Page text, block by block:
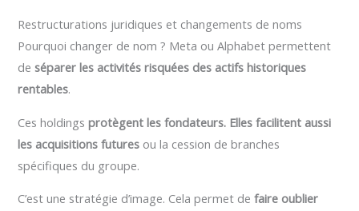
Restructurations juridiques et changements de noms
Pourquoi changer de nom ? Meta ou Alphabet permettent
deséparer les activités risquées des actifs historiques
rentables.
Ces holdingsprotègent les fondateurs. Elles facilitent aussi
les acquisitions futures ou la cession de branches
spécifiques du groupe.
C’est une stratégie d’image. Cela permet defaire oublier